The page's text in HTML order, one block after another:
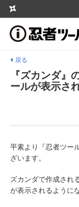
戻る
『ズカンダ』
ールが表示さ
平素より『忍者ツー
ざいます。
ズカンダで作成され
が表示されるように